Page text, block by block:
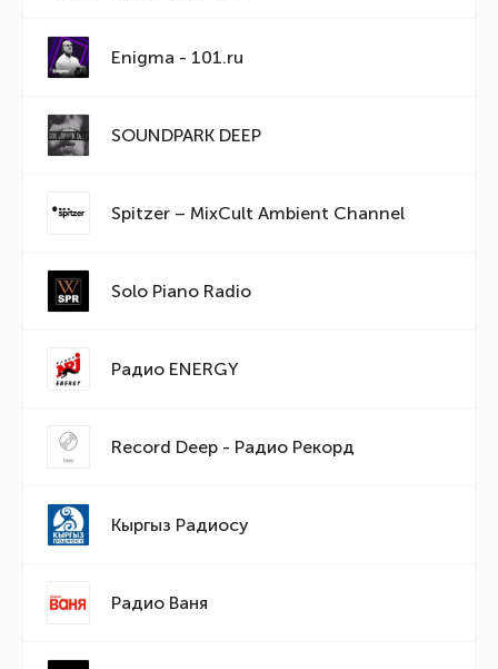
Enigma - 101.ru
SOUNDPARK DEEP
Spitzer – MixCult Ambient Channel
Solo Piano Radio
Радио ENERGY
Record Deep - Радио Рекорд
Кыргыз Радиосу
Радио Ваня